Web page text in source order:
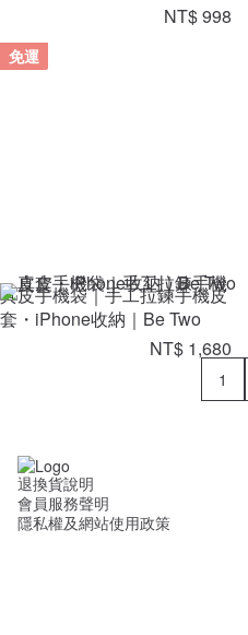
NT$ 998
免運
真皮手機袋｜手工拉鍊手機皮
套・iPhone收納｜Be Two
NT$ 1,680
1
退換貨說明
會員服務聲明
隱私權及網站使用政策